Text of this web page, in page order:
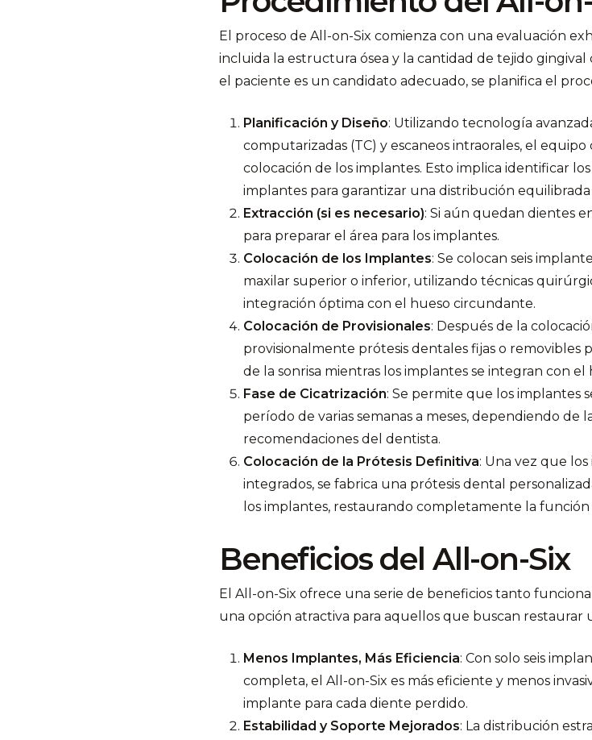
El proceso de All-on-Six comienza con una evaluación
incluida la estructura ósea y la cantidad de tejido
el paciente es un candidato adecuado, se planifica el
Planificación y Diseño: Utilizando tecnología
computarizadas (TC) y escaneos intraorales, el
colocación de los implantes. Esto implica identificar
implantes para garantizar una distribución
Extracción (si es necesario): Si aún quedan dientes
para preparar el área para los implantes.
Colocación de los Implantes: Se colocan seis
maxilar superior o inferior, utilizando técnicas
integración óptima con el hueso circundante.
Colocación de Provisionales: Después de la
provisionalmente prótesis dentales fijas o removibles
de la sonrisa mientras los implantes se integran con el
Fase de Cicatrización: Se permite que los implantes
período de varias semanas a meses, dependiendo de
recomendaciones del dentista.
Colocación de la Prótesis Definitiva: Una vez que
integrados, se fabrica una prótesis dental
los implantes, restaurando completamente la función
Beneficios del All-on-Six
El All-on-Six ofrece una serie de beneficios tanto
una opción atractiva para aquellos que buscan restaurar
Menos Implantes, Más Eficiencia: Con solo seis
completa, el All-on-Six es más eficiente y menos
implante para cada diente perdido.
Estabilidad y Soporte Mejorados: La distribución